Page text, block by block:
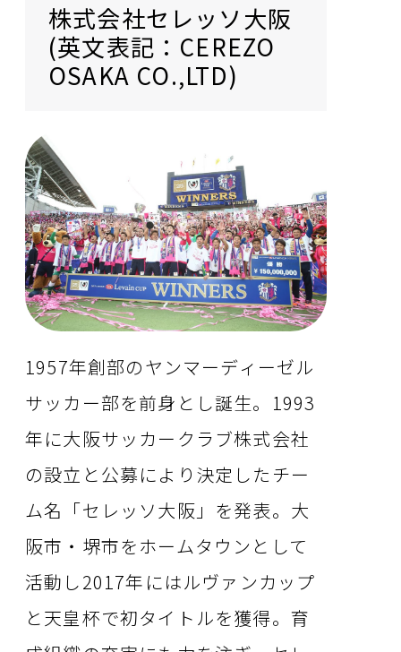
株式会社セレッソ大阪
(英文表記：CEREZO
OSAKA CO.,LTD)
1957年創部のヤンマーディーゼル
サッカー部を前身とし誕生。1993
年に大阪サッカークラブ株式会社
の設立と公募により決定したチー
ム名「セレッソ大阪」を発表。大
阪市・堺市をホームタウンとして
活動し2017年にはルヴァンカップ
と天皇杯で初タイトルを獲得。育